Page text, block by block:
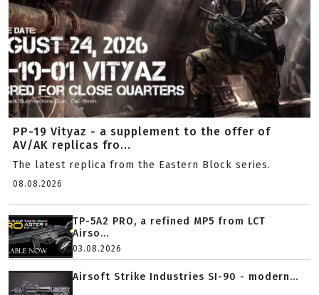
PP-19 Vityaz - a supplement to the offer of
AV/AK replicas fro...
The latest replica from the Eastern Block series.
08.08.2026
TP-5A2 PRO, a refined MP5 from LCT
Airso...
03.08.2026
Airsoft Strike Industries SI-90 - modern...